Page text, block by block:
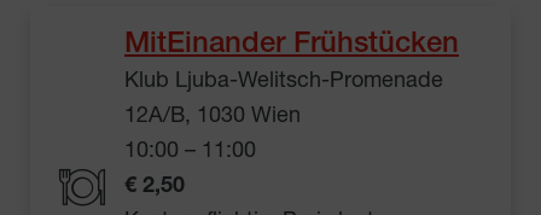
MitEinander Frühstücken
Klub Ljuba-Welitsch-Promenade
12A/B, 1030 Wien
10:00 – 11:00
€ 2,50